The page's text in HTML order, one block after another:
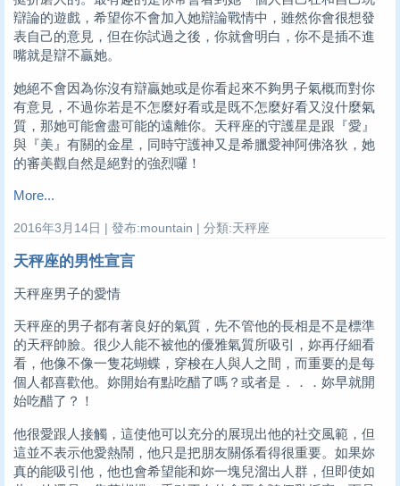
辯論的遊戲，希望你不會加入她辯論戰情中，雖然你會很想發
表自己的意見，但在你試過之後，你就會明白，你不是插不進
嘴就是辯不贏她。
她絕不會因為你沒有辯贏她或是你看起來不夠男子氣概而對你
有意見，不過你若是不怎麼好看或是既不怎麼好看又沒什麼氣
質，那她可能會盡可能的遠離你。天秤座的守護星是跟『愛』
與『美』有關的金星，同時守護神又是希臘愛神阿佛洛狄，她
的審美觀自然是絕對的強烈囉！
More...
2016年3月14日 | 發布:mountain | 分類:天秤座
天秤座的男性宣言
天秤座男子的愛情
天秤座的男子都有著良好的氣質，先不管他的長相是不是標準
的天秤帥臉。很少人能不被他的優雅氣質所吸引，妳再仔細看
看，他像不像一隻花蝴蝶，穿梭在人與人之間，而重要的是每
個人都喜歡他。妳開始有點吃醋了嗎？或者是．．．妳早就開
始吃醋了？！
他很愛跟人接觸，這使他可以充分的展現出他的社交風範，但
這並不表示他愛熱鬧，他只是把朋友關係看得很重要。如果妳
真的能吸引他，他也會希望能和妳一塊兒溜出人群，但即使如